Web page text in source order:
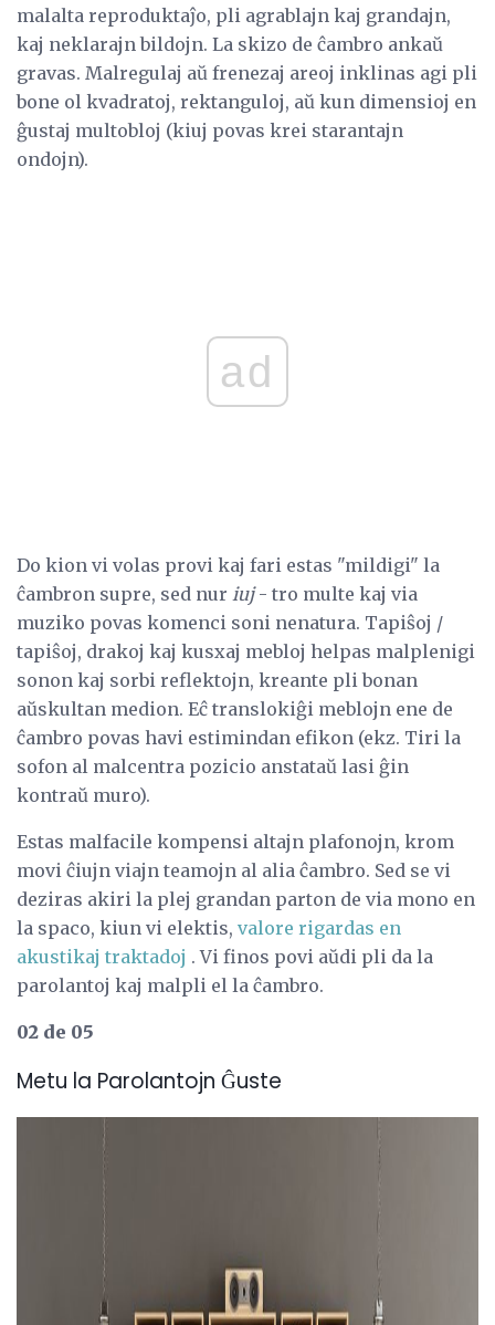
malalta reproduktaĵo, pli agrablajn kaj grandajn,
kaj neklarajn bildojn. La skizo de ĉambro ankaŭ
gravas. Malregulaj aŭ frenezaj areoj inklinas agi pli
bone ol kvadratoj, rektanguloj, aŭ kun dimensioj en
ĝustaj multobloj (kiuj povas krei starantajn
ondojn).
ad
Do kion vi volas provi kaj fari estas "mildigi" la
ĉambron supre, sed nur iuj- tro multe kaj via
muziko povas komenci soni nenatura. Tapiŝoj /
tapiŝoj, drakoj kaj kusxaj mebloj helpas malplenigi
sonon kaj sorbi reflektojn, kreante pli bonan
aŭskultan medion. Eĉ translokiĝi meblojn ene de
ĉambro povas havi estimindan efikon (ekz. Tiri la
sofon al malcentra pozicio anstataŭ lasi ĝin
kontraŭ muro).
Estas malfacile kompensi altajn plafonojn, krom
movi ĉiujn viajn teamojn al alia ĉambro. Sed se vi
deziras akiri la plej grandan parton de via mono en
la spaco, kiun vi elektis, valore rigardas en
akustikaj traktadoj . Vi finos povi aŭdi pli da la
parolantoj kaj malpli el la ĉambro.
02 de 05
Metu la Parolantojn Ĝuste